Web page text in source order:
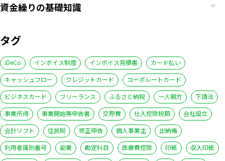
資金繰りの基礎知識
タグ
iDeCo インボイス制度 インボイス見積書
カード払い
キャッシュフロー
クレジットカード
コーポレートカード
ビジネスカード
フリーランス ふるさと納税 一人親方
下請法
事業所得
事業開始等申告書 交際費 仕入控除税額
会社設立
会計ソフト
住民税 修正申告 個人事業主
出納帳
利用者識別番号
副業 勘定科目 医療費控除 印紙
収入印紙